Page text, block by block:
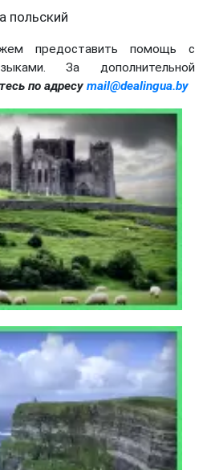
польский
предоставить помощь с
За дополнительной
по адресу mail@dealingua.by